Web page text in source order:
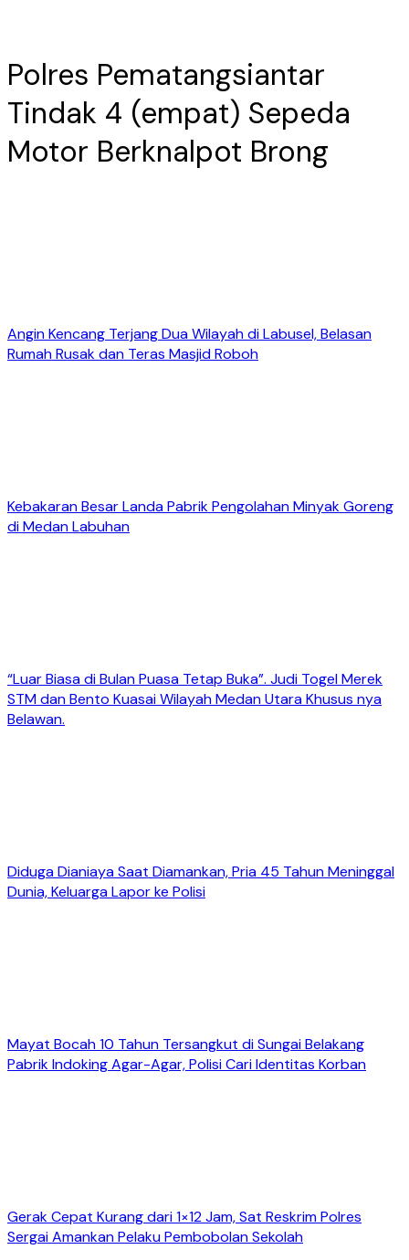
Polres Pematangsiantar
Tindak 4 (empat) Sepeda
Motor Berknalpot Brong
Angin Kencang Terjang Dua Wilayah di Labusel, Belasan
Rumah Rusak dan Teras Masjid Roboh
Kebakaran Besar Landa Pabrik Pengolahan Minyak Goreng
di Medan Labuhan
“Luar Biasa di Bulan Puasa Tetap Buka”. Judi Togel Merek
STM dan Bento Kuasai Wilayah Medan Utara Khusus nya
Belawan.
Diduga Dianiaya Saat Diamankan, Pria 45 Tahun Meninggal
Dunia, Keluarga Lapor ke Polisi
Mayat Bocah 10 Tahun Tersangkut di Sungai Belakang
Pabrik Indoking Agar-Agar, Polisi Cari Identitas Korban
Gerak Cepat Kurang dari 1×12 Jam, Sat Reskrim Polres
Sergai Amankan Pelaku Pembobolan Sekolah